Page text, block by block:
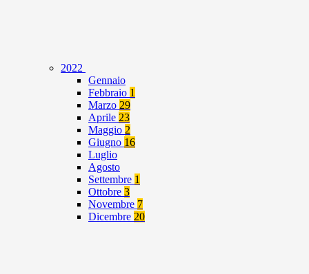
2022
Gennaio
Febbraio 1
Marzo 29
Aprile 23
Maggio 2
Giugno 16
Luglio
Agosto
Settembre 1
Ottobre 3
Novembre 7
Dicembre 20